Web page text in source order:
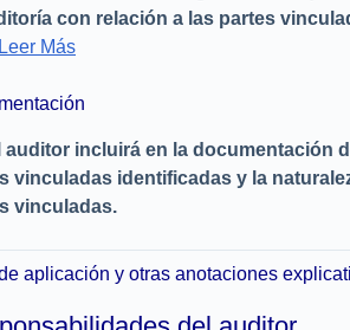
con relación a las partes
Más
auditor incluirá en la documentación
vinculadas identificadas y la
vinculadas.
aplicación y otras anotaciones